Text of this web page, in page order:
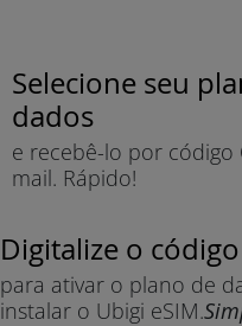
Selecione seu
dados
e recebê-lo por código
mail. Rápido!
Digitalize o
para ativar o plano de
instalar o Ubigi eSIM.